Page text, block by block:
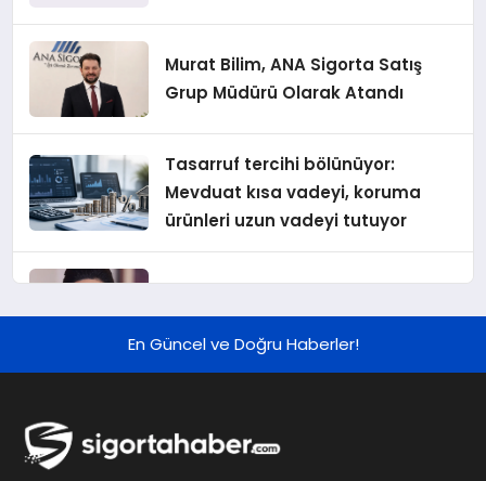
Murat Bilim, ANA Sigorta Satış
Grup Müdürü Olarak Atandı
Tasarruf tercihi bölünüyor:
Mevduat kısa vadeyi, koruma
ürünleri uzun vadeyi tutuyor
Sonuçları
Sonuçlarını Açıkladı
En Güncel ve Doğru Haberler!